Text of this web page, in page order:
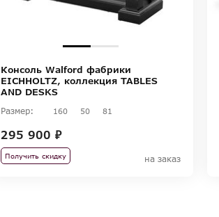
Консоль Walford фабрики
EICHHOLTZ, коллекция TABLES
AND DESKS
Размер: 160 50 81
295 900 ₽
Получить скидку на заказ